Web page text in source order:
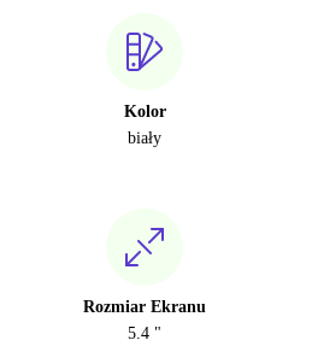
Kolor
biały
Rozmiar Ekranu
5.4 "